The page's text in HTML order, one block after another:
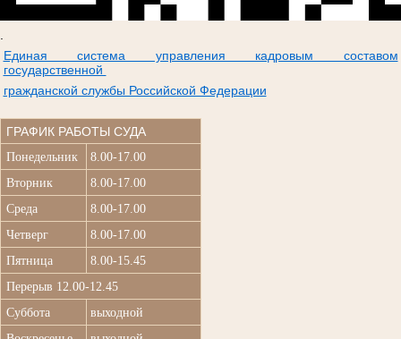
Единая система управления кадровым составом
государственной
гражданской службы Российской Федерации
ГРАФИК РАБОТЫ СУДА
Понедельник
8.00-17.00
Вторник
8.00-17.00
Среда
8.00-17.00
Четверг
8.00-17.00
Пятница
8.00-15.45
Перерыв 12.00-12.45
Суббота
выходной